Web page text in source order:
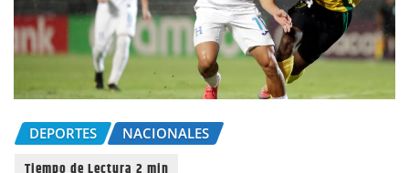
DEPORTES NACIONALES